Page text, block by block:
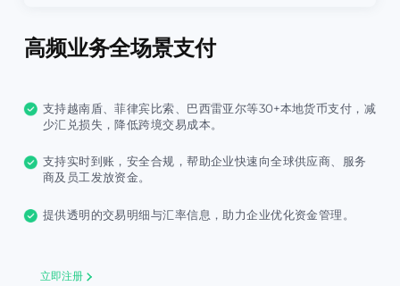
高频业务全场景支付
支持越南盾、菲律宾比索、巴西雷亚尔等30+本地货币支付，减
少汇兑损失，降低跨境交易成本。
支持实时到账，安全合规，帮助企业快速向全球供应商、服务
商及员工发放资金。
提供透明的交易明细与汇率信息，助力企业优化资金管理。
立即注册